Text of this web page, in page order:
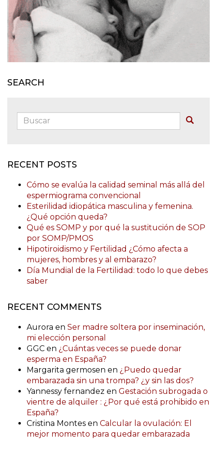
SEARCH
Buscar:
RECENT POSTS
Cómo se evalúa la calidad seminal más allá del
espermiograma convencional
Esterilidad idiopática masculina y femenina.
¿Qué opción queda?
Qué es SOMP y por qué la sustitución de SOP
por SOMP/PMOS
Hipotiroidismo y Fertilidad ¿Cómo afecta a
mujeres, hombres y al embarazo?
Día Mundial de la Fertilidad: todo lo que debes
saber
RECENT COMMENTS
Aurora en Ser madre soltera por inseminación,
mi elección personal
GGC en ¿Cuántas veces se puede donar
esperma en España?
Margarita germosen en ¿Puedo quedar
embarazada sin una trompa? ¿y sin las dos?
Yannessy fernandez en Gestación subrogada o
vientre de alquiler : ¿Por qué está prohibido en
España?
Cristina Montes en Calcular la ovulación: El
mejor momento para quedar embarazada